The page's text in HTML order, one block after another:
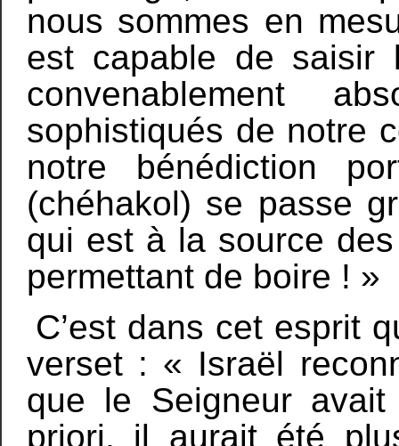
nous sommes en
est capable de saisir
convenablement
sophistiqués de notre
notre bénédiction
(chéhakol) se passe
qui est à la source
permettant de boire ! »
C’est dans cet esprit
verset : « Israël
que le Seigneur
priori, il aurait été